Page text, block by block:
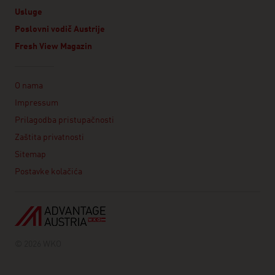
Usluge
Poslovni vodič Austrije
Fresh View Magazin
O nama
Impressum
Prilagodba pristupačnosti
Zaštita privatnosti
Sitemap
Postavke kolačića